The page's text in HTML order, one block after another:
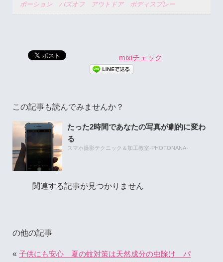
ポーション バズオフ アウトドア ボディスプレー
mixiチェック
この記事も読んでみませんか？
たった2時間であなたの写真が劇的に変わ
る
スマホ撮影テクニック＆加工教室-PHOTONANA-
関連する記事が見つかりません
の他の記事
« 子供にも安心 夏の蚊対策は天然成分の虫除け パ